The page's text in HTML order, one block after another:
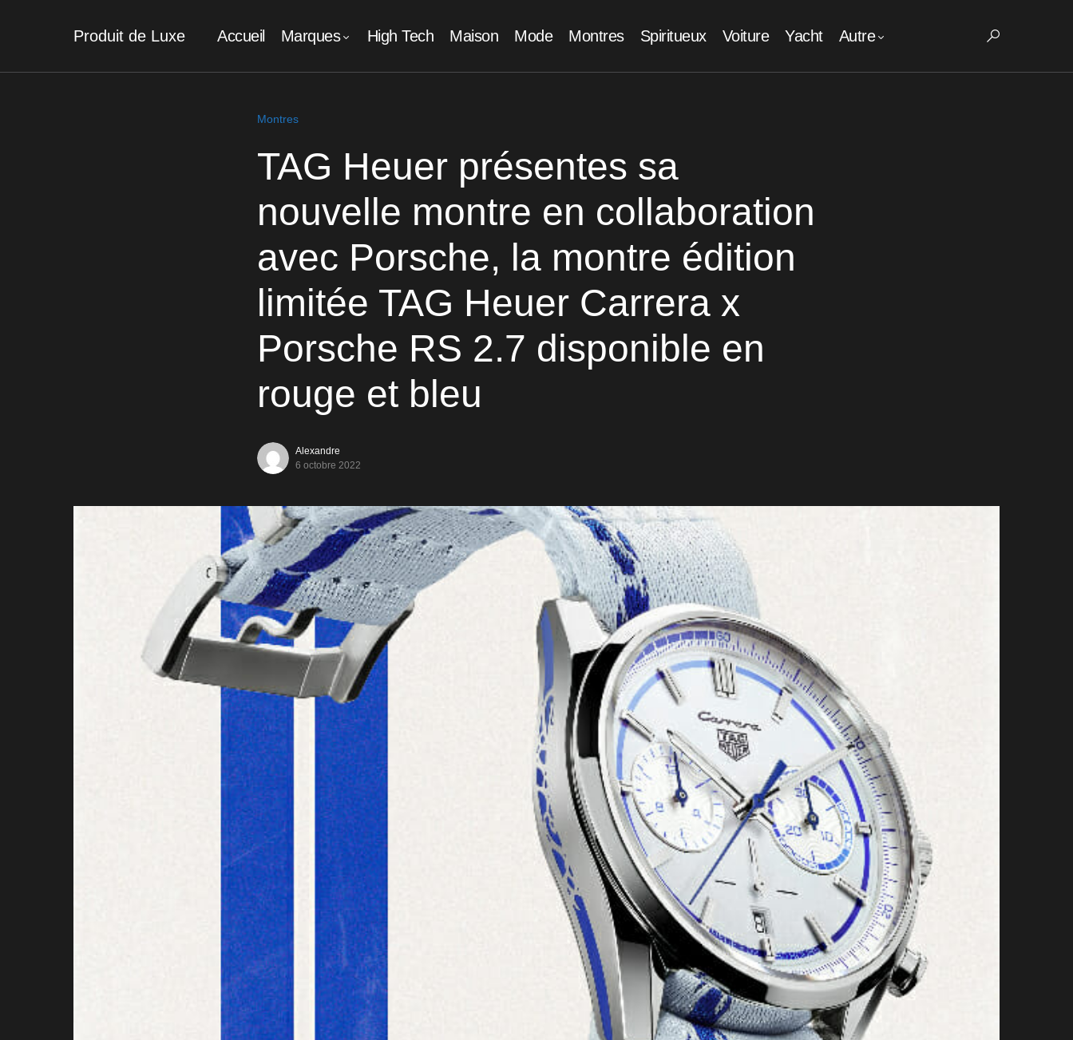
Produit de Luxe Accueil Marques High Tech Maison Mode Montres Spiritueux Voiture Yacht Autre
Montres
TAG Heuer présentes sa
nouvelle montre en collaboration
avec Porsche, la montre édition
limitée TAG Heuer Carrera x
Porsche RS 2.7 disponible en
rouge et bleu
Alexandre
6 octobre 2022